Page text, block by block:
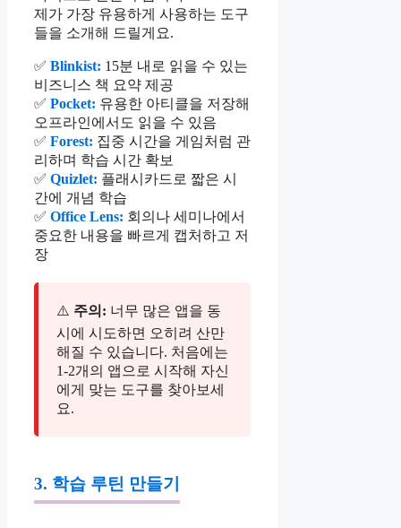
제가 가장 유용하게 사용하는 도구
들을 소개해 드릴게요.
✅ Blinkist: 15분 내로 읽을 수 있는
비즈니스 책 요약 제공
✅ Pocket: 유용한 아티클을 저장해
오프라인에서도 읽을 수 있음
✅ Forest: 집중 시간을 게임처럼 관
리하며 학습 시간 확보
✅ Quizlet: 플래시카드로 짧은 시
간에 개념 학습
✅ Office Lens: 회의나 세미나에서
중요한 내용을 빠르게 캡처하고 저
장
⚠️ 주의: 너무 많은 앱을 동
시에 시도하면 오히려 산만
해질 수 있습니다. 처음에는
1-2개의 앱으로 시작해 자신
에게 맞는 도구를 찾아보세
요.
3. 학습 루틴 만들기